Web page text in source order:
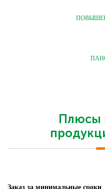
Плюсы
Заказ за минимальные сроки